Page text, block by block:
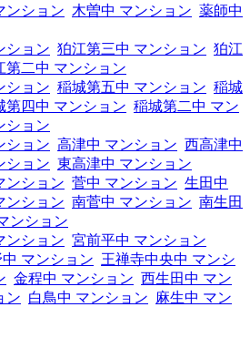
ンション 木曽中 マンション 薬師中
ション 狛江第三中 マンション 狛江
第二中 マンション
ション 稲城第五中 マンション 稲城
第四中 マンション 稲城第二中 マン
ション
ション 高津中 マンション 西高津中
ション 東高津中 マンション
ンション 菅中 マンション 生田中
ンション 南菅中 マンション 南生田
ンション
ンション 宮前平中 マンション
マンション 王禅寺中央中 マンシ
金程中 マンション 西生田中 マン
ン 白鳥中 マンション 麻生中 マン